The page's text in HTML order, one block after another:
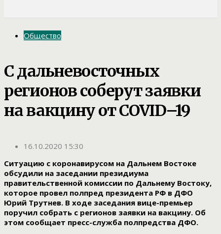
Общество
С дальневосточных
регионов соберут заявки
на вакцину от COVID–19
16.10.2020 15:30
Ситуацию с коронавирусом на Дальнем Востоке
обсудили на заседании президиума
правительственной комиссии по Дальнему Востоку,
которое провел полпред президента РФ в ДФО
Юрий Трутнев. В ходе заседания вице-премьер
поручил собрать с регионов заявки на вакцину. Об
этом сообщает пресс-служба полпредства ДФО.